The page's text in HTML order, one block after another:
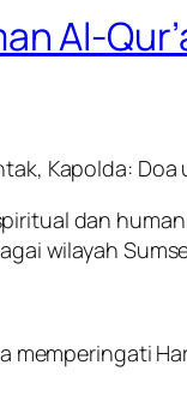
Al-
Kapolda:
dan
wilayah
memperingati